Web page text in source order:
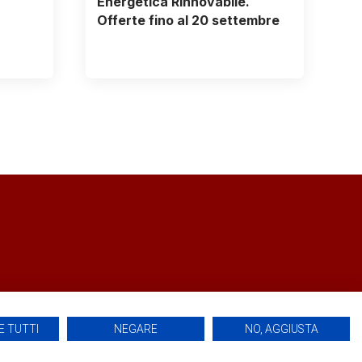
Offerte fino al 20 settembre
TUTTI NEGARE NO, AGGIUSTA